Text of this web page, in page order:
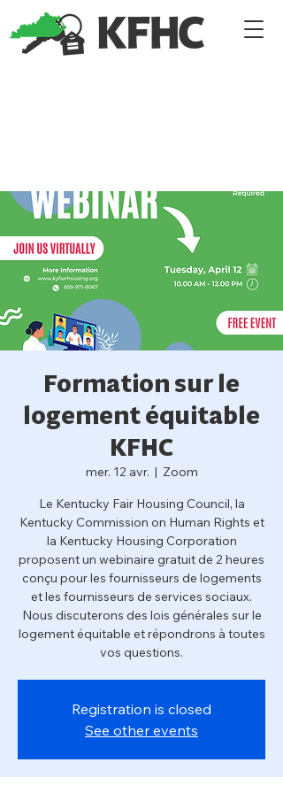
Formation sur le
logement équitable
KFHC
mer. 12 avr.
  |
Zoom
Le Kentucky Fair Housing Council, la
Kentucky Commission on Human Rights et
la Kentucky Housing Corporation
proposent un webinaire gratuit de 2 heures
conçu pour les fournisseurs de logements
et les fournisseurs de services sociaux.
Nous discuterons des lois générales sur le
logement équitable et répondrons à toutes
vos questions.
Registration is closed
See other events